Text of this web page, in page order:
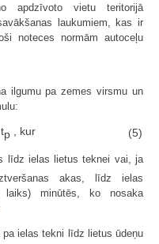
apdzīvoto vietu teritorijā
laukumiem, kas ir
noteces normām autoceļu
ilgumu pa zemes virsmu un
p , kur (5)
līdz ielas lietus teknei vai, ja
akas, līdz ielas
laiks) minūtēs, ko nosaka
ielas tekni līdz lietus ūdeņu